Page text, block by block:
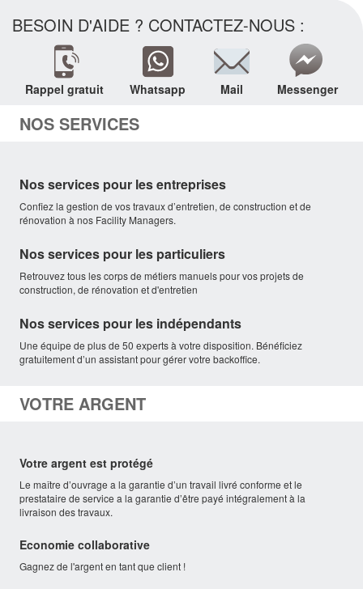
BESOIN D'AIDE ? CONTACTEZ-NOUS :
Rappel gratuit Whatsapp Mail Messenger
NOS SERVICES
Nos services pour les entreprises
Confiez la gestion de vos travaux d’entretien, de construction et de
rénovation à nos Facility Managers.
Nos services pour les particuliers
Retrouvez tous les corps de métiers manuels pour vos projets de
construction, de rénovation et d'entretien
Nos services pour les indépendants
Une équipe de plus de 50 experts à votre disposition. Bénéficiez
gratuitement d’un assistant pour gérer votre backoffice.
VOTRE ARGENT
Votre argent est protégé
Le maître d’ouvrage a la garantie d’un travail livré conforme et le
prestataire de service a la garantie d’être payé intégralement à la
livraison des travaux.
Economie collaborative
Gagnez de l'argent en tant que client !